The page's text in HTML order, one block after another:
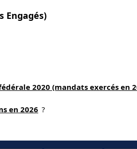
Engagés)
2020 (mandats exercés en
en 2026 ?